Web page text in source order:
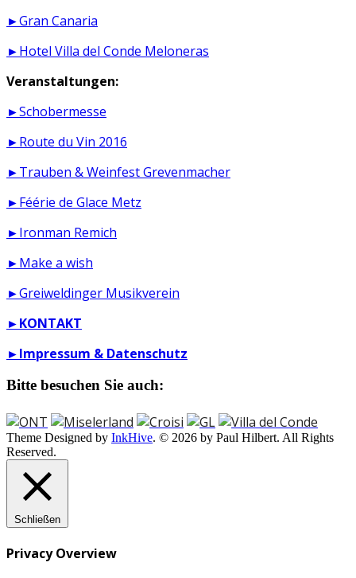
►Gran Canaria
►Hotel Villa del Conde Meloneras
Veranstaltungen:
►Schobermesse
►Route du Vin 2016
►Trauben & Weinfest Grevenmacher
►Féérie de Glace Metz
►Ironman Remich
►Make a wish
►Greiweldinger Musikverein
►KONTAKT
►Impressum & Datenschutz
Bitte besuchen Sie auch:
Theme Designed by InkHive. © 2026 by Paul Hilbert. All Rights
Reserved.
Schließen
Privacy Overview